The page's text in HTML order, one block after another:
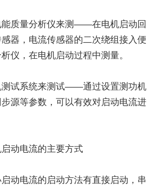
质量分析仪来测——在电机启动回
器，电流传感器的二次绕组接入便
仪，在电机启动过程中测量。
试系统来测试——通过设置测功机
源等参数，可以有效对启动电流进
动电流的主要方式
电流的启动方法有直接启动，串